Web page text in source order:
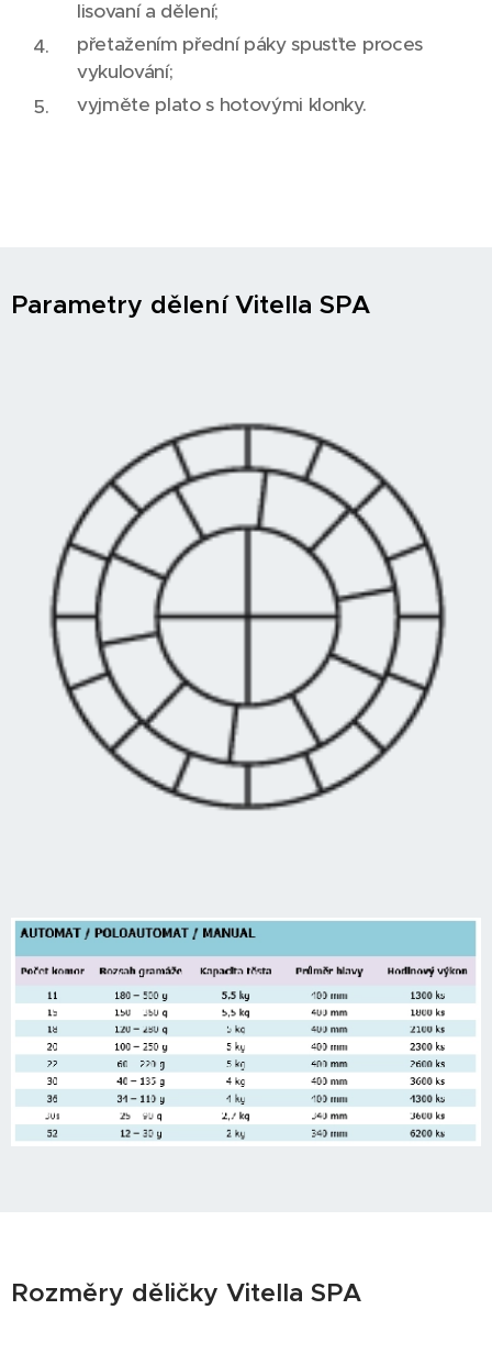
lisovaní a dělení;
přetažením přední páky spusťte proces
vykulování;
vyjměte plato s hotovými klonky.
Parametry dělení Vitella SPA
Rozměry děličky Vitella SPA